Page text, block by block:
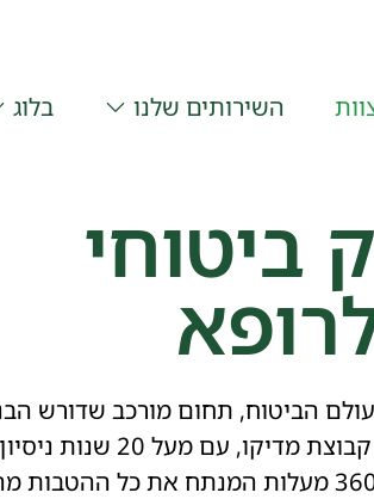
השירותים שלנו בלוג
ביטוחי
הביטוח, תחום מורכב שדורש
רופאים מרוצים, מציעה מודל 360 מעלות המנתח את כל